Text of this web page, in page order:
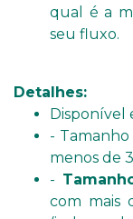
qual é a
seu fluxo.
Detalhes:
Disponível
-
menos de
-
com mais